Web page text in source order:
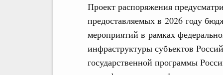
Проект распоряжения
предоставляемых в 2026 году
мероприятий в рамках
инфраструктуры субъектов
государственной программы